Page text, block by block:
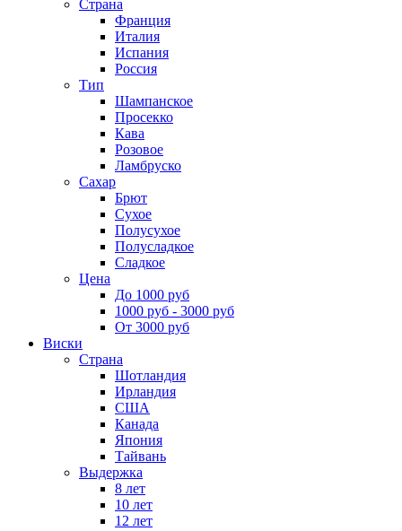
Страна
Франция
Италия
Испания
Россия
Тип
Шампанское
Просекко
Кава
Розовое
Ламбруско
Сахар
Брют
Сухое
Полусухое
Полусладкое
Сладкое
Цена
До 1000 руб
1000 руб - 3000 руб
От 3000 руб
Виски
Страна
Шотландия
Ирландия
США
Канада
Япония
Тайвань
Выдержка
8 лет
10 лет
12 лет